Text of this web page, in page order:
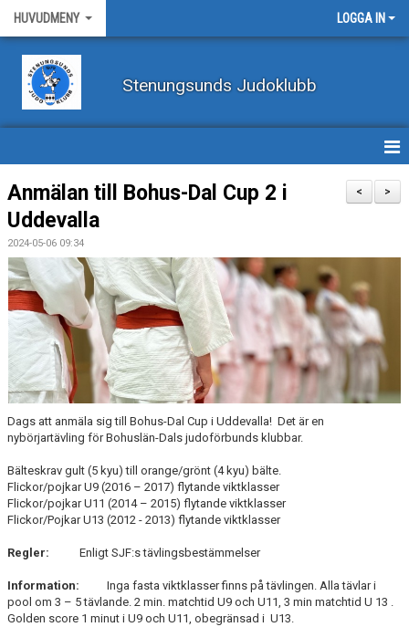
HUVUDMENY LOGGA IN
Stenungsunds Judoklubb
HEM
FÖRBUNDSNYHETER
BILDER
BÖRJA TRÄNA JUDO
BLI MEDLEM
VECKOSCHEMA
>
<
Anmälan till Bohus-Dal Cup 2 i
Uddevalla
2024-05-06 09:34
Dags att anmäla sig till Bohus-Dal Cup i Uddevalla! Det är en
nybörjartävling för Bohuslän-Dals judoförbunds klubbar.
Bälteskrav gult (5 kyu) till orange/grönt (4 kyu) bälte.
Flickor/pojkar U9 (2016 – 2017) flytande viktklasser
Flickor/pojkar U11 (2014 – 2015) flytande viktklasser
Flickor/Pojkar U13 (2012 - 2013) flytande viktklasser
Regler: Enligt SJF:s tävlingsbestämmelser
Information: Inga fasta viktklasser finns på tävlingen. Alla tävlar i
pool om 3 – 5 tävlande. 2 min. matchtid U9 och U11, 3 min matchtid U 13 .
Golden score 1 minut i U9 och U11, obegränsad i U13.